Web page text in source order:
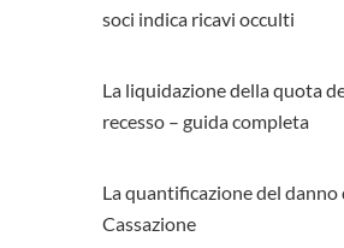
soci indica ricavi occulti
La liquidazione della quota
recesso – guida completa
La quantificazione del
Cassazione